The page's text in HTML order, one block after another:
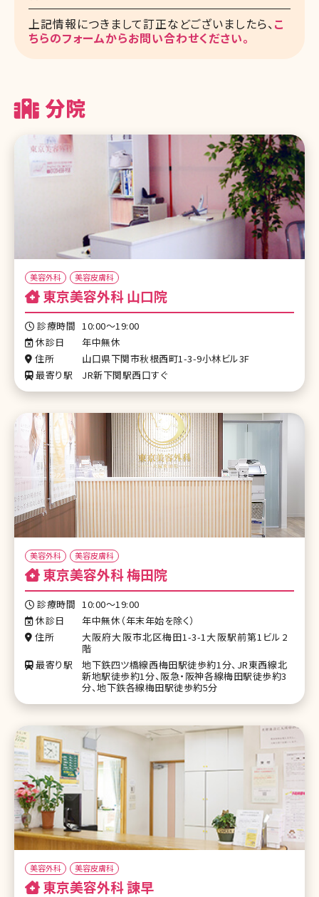
上記情報につきまして訂正などございましたら、こ
ちらのフォームからお問い合わせください。
分院
美容外科 美容皮膚科
東京美容外科 山口院
診療時間 10:00～19:00
休診日
年中無休
住所
山口県下関市秋根西町1-3-9小林ビル3F
最寄り駅
JR新下関駅西口すぐ
美容外科 美容皮膚科
東京美容外科 梅田院
診療時間 10:00～19:00
休診日
年中無休（年末年始を除く）
住所
大阪府大阪市北区梅田1-3-1大阪駅前第1ビル2
階
最寄り駅
地下鉄四ツ橋線西梅田駅徒歩約1分、JR東西線北
新地駅徒歩約1分、阪急・阪神各線梅田駅徒歩約3
分、地下鉄各線梅田駅徒歩約5分
美容外科 美容皮膚科
東京美容外科 諫早